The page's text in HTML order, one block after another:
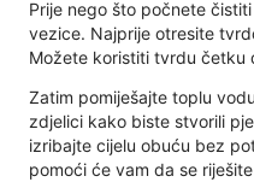
Prije nego što počnete
vezice. Najprije otresite
Možete koristiti tvrdu četku
Zatim pomiješajte toplu
zdjelici kako biste stvorili
izribajte cijelu obuću bez
pomoći će vam da se